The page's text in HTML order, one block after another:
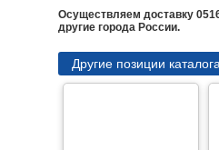
Осуществляем доставку
другие города России.
Другие позиции каталога